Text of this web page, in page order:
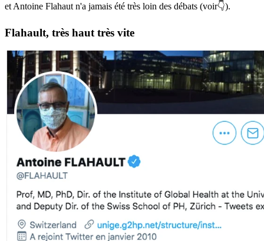
et Antoine Flahaut n'a jamais été très loin des débats (voir👇).
Flahault, très haut très vite